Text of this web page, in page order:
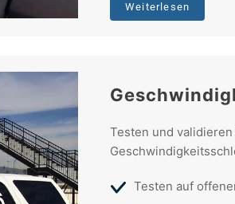
Weiterlesen
Testen und
Testen auf